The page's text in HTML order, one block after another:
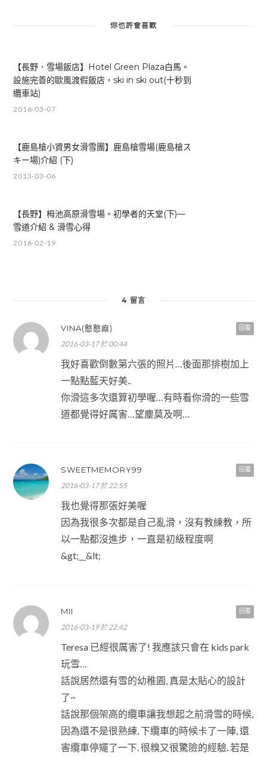
你也許會喜歡
【長野．雪場飯店】Hotel Green Plaza白馬。
設施完善的歐風渡假飯店，ski in ski out(十秒到
纜車站)
2016-03-07
【鹿島槍小資男女滑雪團】鹿島槍雪場(鹿島槍ス
キー場)介紹 (下)
2013-03-06
【長野】栂池高原滑雪場。初學者的天堂(下)—
雪道介紹 & 滑雪心得
2016-02-19
4 留言
回覆
VINA(憨憨麻)
2016-03-17 於 00:44
我好喜歡倒數第六張的照片…後面那排樹加上
一點點藍天好美..
你滑這多次還算初學喔…有時看你滑的一些雪
道都覺得好厲害…望塵莫及啊…
回覆
SWEETMEMORY99
2016-03-17 於 22:55
我也覺得那張好美喔
因為我很多次都是自己亂滑，沒有教練教，所
以一點都沒進步，一直是初級程度啊
&gt;__&lt;
回覆
MII
2016-03-19 於 22:42
Teresa 已經很厲害了! 我應該只會在 kids park
玩雪…
話說居然還有雪的幼稚園, 真是太貼心的設計
了~
話說那個架高的纜車讓我想起之前滑雪的時候,
因為還不是很熟練, 下纜車的時候卡了一陣, 還
害纜車停矲了一下. 很糗又很驚險的經驗. 若是